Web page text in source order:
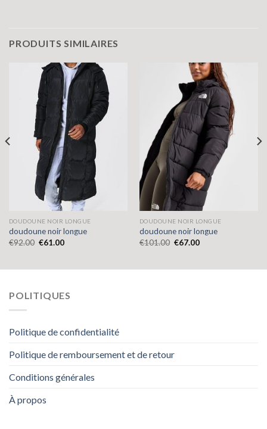
PRODUITS SIMILAIRES
DOUDOUNE NOIR LONGUE
doudoune noir longue
€92.00 €61.00
DOUDOUNE NOIR LONGUE
doudoune noir longue
€101.00 €67.00
POLITIQUES
Politique de confidentialité
Politique de remboursement et de retour
Conditions générales
À propos